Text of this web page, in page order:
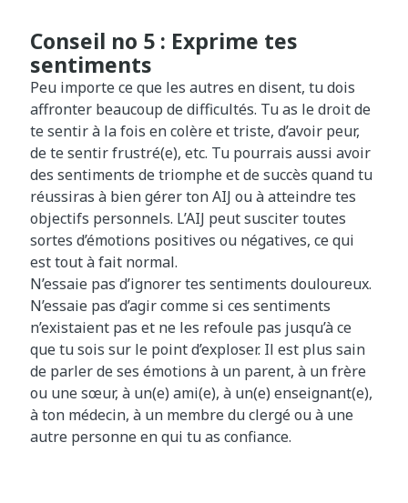
Conseil no 5 : Exprime tes
sentiments
Peu importe ce que les autres en disent, tu dois
affronter beaucoup de difficultés. Tu as le droit de
te sentir à la fois en colère et triste, d’avoir peur,
de te sentir frustré(e), etc. Tu pourrais aussi avoir
des sentiments de triomphe et de succès quand tu
réussiras à bien gérer ton AIJ ou à atteindre tes
objectifs personnels. L’AIJ peut susciter toutes
sortes d’émotions positives ou négatives, ce qui
est tout à fait normal.
N’essaie pas d’ignorer tes sentiments douloureux.
N’essaie pas d’agir comme si ces sentiments
n’existaient pas et ne les refoule pas jusqu’à ce
que tu sois sur le point d’exploser. Il est plus sain
de parler de ses émotions à un parent, à un frère
ou une sœur, à un(e) ami(e), à un(e) enseignant(e),
à ton médecin, à un membre du clergé ou à une
autre personne en qui tu as confiance.